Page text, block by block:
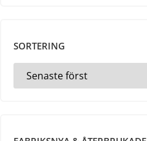
SORTERING